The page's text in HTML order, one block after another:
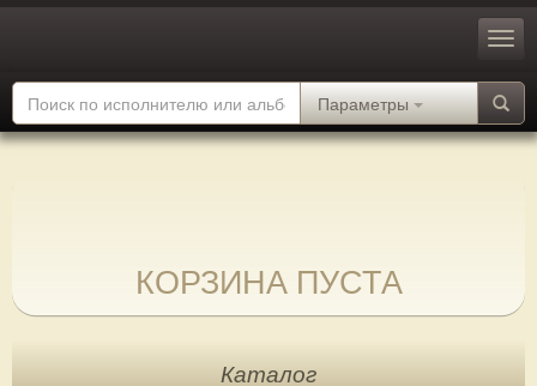
Параметры
КОРЗИНА ПУСТА
Каталог